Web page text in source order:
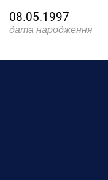
08.05.1997
дата народження